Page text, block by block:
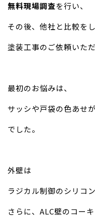
無料現場調査を行い、
その後、他社と比較を
塗装工事のご依頼いた
最初のお悩みは、
サッシや戸袋の色あせ
でした。
外壁は
ラジカル制御のシリコ
さらに、ALC壁のコー